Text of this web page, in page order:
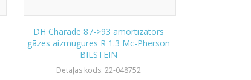
DH Charade 87->93 amortizators
gāzes aizmugures R 1.3 Mc-Pherson
BILSTEIN
Detaļas kods: 22-048752